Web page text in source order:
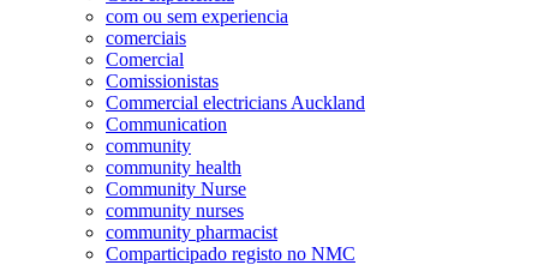
com ou sem experiencia
comerciais
Comercial
Comissionistas
Commercial electricians Auckland
Communication
community
community health
Community Nurse
community nurses
community pharmacist
Comparticipado registo no NMC